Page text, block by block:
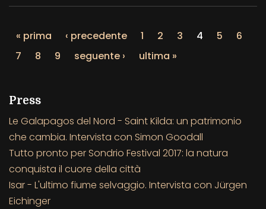
« prima ‹ precedente 1 2 3 4 5
6
7
8 9 seguente › ultima »
Press
Le Galapagos del Nord - Saint Kilda: un patrimonio
che cambia. Intervista con Simon Goodall
Tutto pronto per Sondrio Festival 2017: la natura
conquista il cuore della città
Isar - L'ultimo fiume selvaggio. Intervista con Jürgen
Eichinger